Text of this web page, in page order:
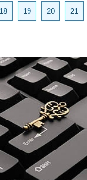
18 19 20 21